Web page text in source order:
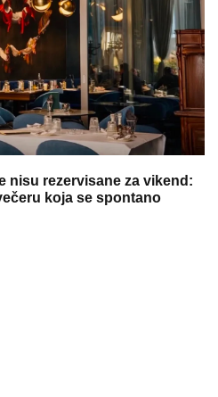
nisu rezervisane za vikend:
koja se spontano